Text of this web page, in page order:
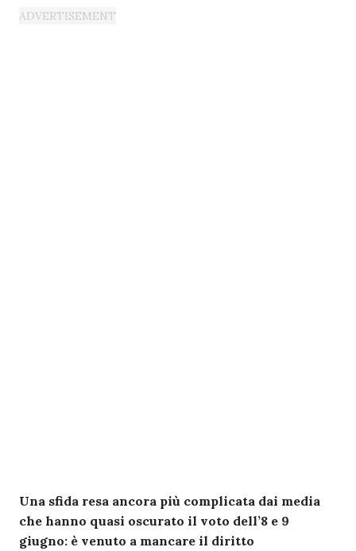
Una sfida resa ancora più complicata dai media
che hanno quasi oscurato il voto dell’8 e 9
giugno: è venuto a mancare il diritto